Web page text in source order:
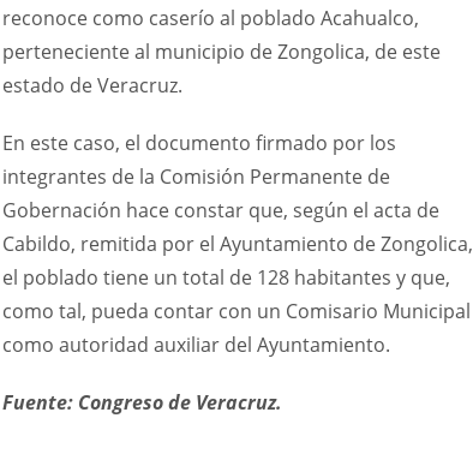
reconoce como caserío al poblado Acahualco,
perteneciente al municipio de Zongolica, de este
estado de Veracruz.
En este caso, el documento firmado por los
integrantes de la Comisión Permanente de
Gobernación hace constar que, según el acta de
Cabildo, remitida por el Ayuntamiento de Zongolica,
el poblado tiene un total de 128 habitantes y que,
como tal, pueda contar con un Comisario Municipal
como autoridad auxiliar del Ayuntamiento.
Fuente: Congreso de Veracruz.